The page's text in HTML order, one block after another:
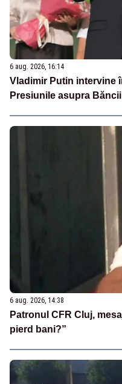
6 aug. 2026, 16:14
Vladimir Putin intervine
Presiunile asupra
6 aug. 2026, 14:38
Patronul CFR Cluj,
pierd bani?”